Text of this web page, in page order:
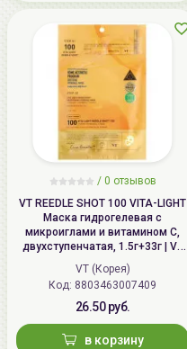
/ 0 отзывов
VT REEDLE SHOT 100 VITA-LIGHT
Маска гидрогелевая с
микроиглами и витамином С,
двухступенчатая, 1.5г+33г | VT
VITA-LIGHT REEDLE SHOT 100 2
Step Hydrogel Mask, Brightening
VT (Корея)
Код: 8803463007409
26.50 руб.
в корзину